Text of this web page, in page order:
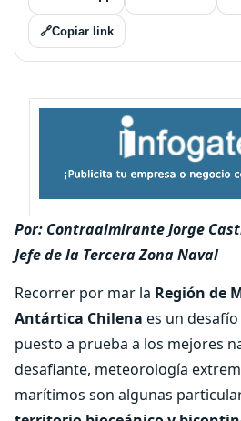
🔗Copiar link
Por: Contraalmirante Jorge
Jefe de la Tercera Zona Naval
Recorrer por mar la Región de
Antártica Chilena es un
puesto a prueba a los mejores
desafiante, meteorología
marítimos son algunas